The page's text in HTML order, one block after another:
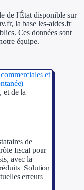
Recherche autonome
Accompagnement
FAQ
Blog
Contactez-nous
de l'État disponible sur
la base les-aides.fr
Ces données sont
équipe.
et
et de la
de
fiscal pour
avec la
Solution
erreurs